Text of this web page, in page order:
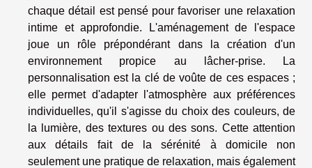
chaque détail est pensé pour favoriser une relaxation
intime et approfondie. L'aménagement de l'espace
joue un rôle prépondérant dans la création d'un
environnement propice au lâcher-prise. La
personnalisation est la clé de voûte de ces espaces ;
elle permet d'adapter l'atmosphère aux préférences
individuelles, qu'il s'agisse du choix des couleurs, de
la lumière, des textures ou des sons. Cette attention
aux détails fait de la sérénité à domicile non
seulement une pratique de relaxation, mais également